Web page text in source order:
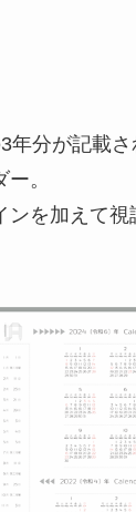
年分が記載
。
ンを加えて視